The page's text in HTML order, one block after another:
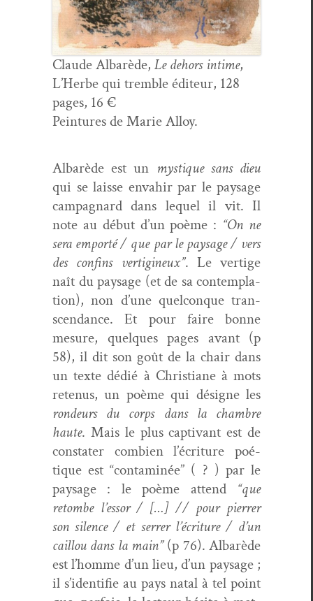
Claude Albarède, Le dehors intime,
L’Herbe qui trem­ble édi­teur, 128
pages, 16 €
Pein­tures de Marie Alloy.
Albarède est un mys­tique sans dieu
qui se laisse envahir par le paysage
cam­pag­nard dans lequel il vit. Il
note au début d’un poème : “On ne
sera emporté / que par le paysage / vers
des con­fins ver­tig­ineux”. Le ver­tige
naît du paysage (et de sa con­tem­pla­
tion), non d’une quel­conque tran­
scen­dance. Et pour faire bonne
mesure, quelques pages avant (p
58), il dit son goût de la chair dans
un texte dédié à Chris­tiane à mots
retenus, un poème qui désigne les
ron­deurs du corps dans la cham­bre
haute. Mais le plus cap­ti­vant est de
con­stater com­bi­en l’écri­t­ure poé­
tique est “con­t­a­m­inée” ( ? ) par le
paysage : le poème attend “que
retombe l’es­sor / […] // pour pier­rer
son silence / et ser­rer l’écri­t­ure / d’un
cail­lou dans la main”(p 76). Albarède
est l’homme d’un lieu, d’un paysage ;
il s’i­den­ti­fie au pays natal à tel point